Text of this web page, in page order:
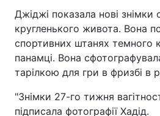
Джіджі показала нові знімки
кругленького живота. Вона
спортивних штанях темного
панамці. Вона
тарілкою для гри в фризбі в
"Знімки 27-го тижня
підписала фотографії Хадід.